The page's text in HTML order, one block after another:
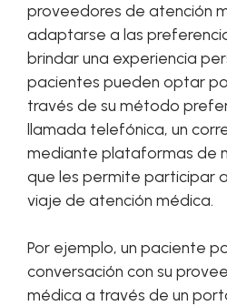
proveedores de atención
adaptarse a las
brindar una experiencia
pacientes pueden optar
través de su método
llamada telefónica, un
mediante plataformas de
que les permite participar
viaje de atención médica.
Por ejemplo, un paciente
conversación con su
médica a través de un